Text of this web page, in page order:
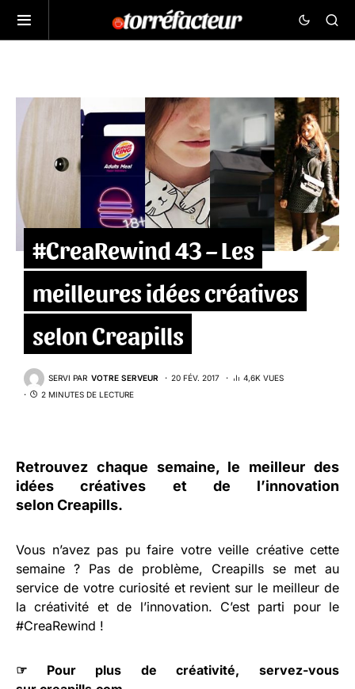
#CreaRewind 43 – Les
meilleures idées créatives
selon Creapills
SERVI PAR VOTRE SERVEUR 20 FÉV. 2017
4,6K VUES
2 MINUTES DE LECTURE
Retrouvez chaque semaine, le meilleur des
idées créatives et de l’innovation
selon Creapills.
Vous n’avez pas pu faire votre veille créative cette
semaine ? Pas de problème, Creapills se met au
service de votre curiosité et revient sur le meilleur de
la créativité et de l’innovation. C’est parti pour le
#CreaRewind !
☞ Pour plus de créativité, servez-vous